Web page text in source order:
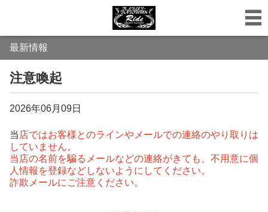
最新情報
注意喚起
2026年06月09日
当 店ではお客様とのラインやメールでの連絡のやり取りは
していません。
当店の名前を騙るメールなどの連絡がきても、不用意に個
人情報を登録などしないようにしてください。
詐欺メールにご注意ください。